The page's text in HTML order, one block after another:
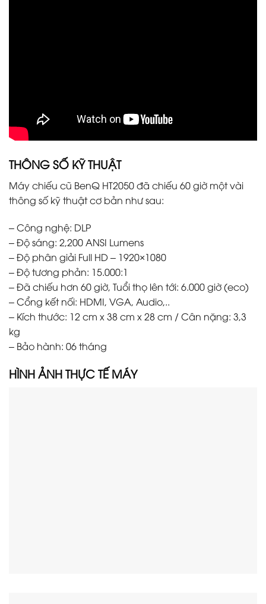
THÔNG SỐ KỸ THUẬT
Máy chiếu cũ BenQ HT2050 đã chiếu 60 giờ một vài
thông số kỹ thuật cơ bản như sau:
– Công nghệ: DLP
– Độ sáng: 2,200 ANSI Lumens
– Độ phân giải Full HD – 1920×1080
– Độ tương phản: 15.000:1
– Đã chiếu hơn 60 giờ, Tuổi thọ lên tới: 6.000 giờ (eco)
– Cổng kết nối: HDMI, VGA, Audio,..
– Kích thước: 12 cm x 38 cm x 28 cm / Cân nặng: 3,3
kg
– Bảo hành: 06 tháng
HÌNH ẢNH THỰC TẾ MÁY